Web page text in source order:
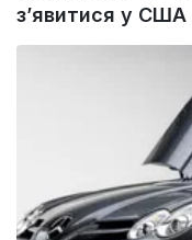
з’явитися у США